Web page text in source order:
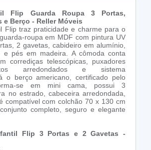
Flip Guarda Roupa 3 Portas,
e Berço - Reller Móveis
Flip traz praticidade e charme para o
roupa em MDF com pintura UV
2 gavetas, cabideiro em alumínio,
e pés em madeira. A cômoda conta
corrediças telescópicas, puxadores
arredondados e sistema
o berço americano, certificado pelo
se em mini cama, possui 3
no estrado, cabeceira arredondada,
compatível com colchão 70 x 130 cm
completo, seguro e elegante
Flip 3 Portas e 2 Gavetas -